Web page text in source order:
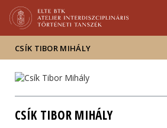
Hírek
Események
ELTE a
sajtóban
CSÍK TIBOR MIHÁLY
CSÍK TIBOR MIHÁLY